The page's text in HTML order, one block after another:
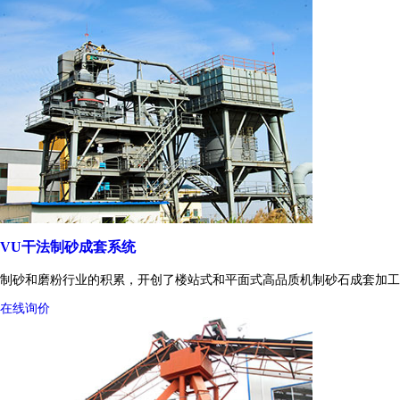
VU干法制砂成套系统
制砂和磨粉行业的积累，开创了楼站式和平面式高品质机制砂石成套加
在线询价